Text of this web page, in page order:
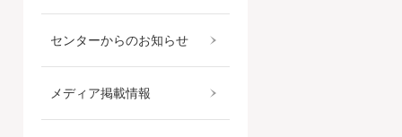
センターからのお知らせ
メディア掲載情報